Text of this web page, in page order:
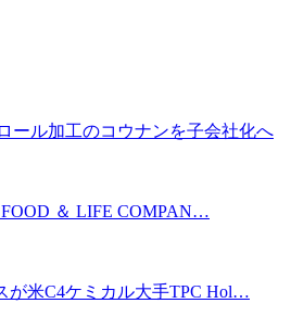
ール加工のコウナンを子会社化へ
＆ LIFE COMPAN…
が米C4ケミカル大手TPC Hol…